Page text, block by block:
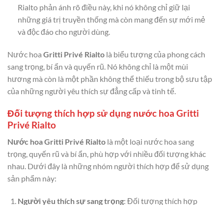
Rialto phản ánh rõ điều này, khi nó không chỉ giữ lại
những giá trị truyền thống mà còn mang đến sự mới mẻ
và độc đáo cho người dùng.
Nước hoa Gritti Privé Rialto là biểu tượng của phong cách
sang trọng, bí ẩn và quyến rũ. Nó không chỉ là một mùi
hương mà còn là một phần không thể thiếu trong bộ sưu tập
của những người yêu thích sự đẳng cấp và tinh tế.
Đối tượng thích hợp sử dụng nước hoa Gritti
Privé Rialto
Nước hoa Gritti Privé Rialto là một loại nước hoa sang
trọng, quyến rũ và bí ẩn, phù hợp với nhiều đối tượng khác
nhau. Dưới đây là những nhóm người thích hợp để sử dụng
sản phẩm này:
Người yêu thích sự sang trọng: Đối tượng thích hợp